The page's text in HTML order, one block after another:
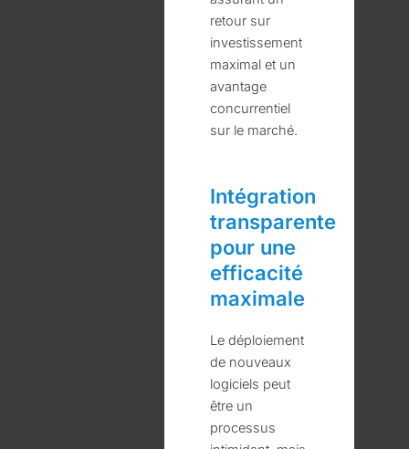
retour sur
investissement
maximal et un
avantage
concurrentiel
sur le marché.
Intégration
transparente
pour une
efficacité
maximale
Le déploiement
de nouveaux
logiciels peut
être un
processus